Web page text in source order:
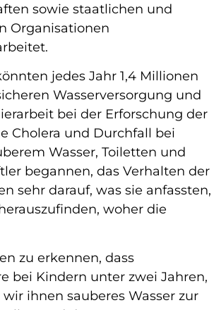
sowie staatlichen und
Organisationen
jedes Jahr 1,4 Millionen
Wasserversorgung und
bei der Erforschung der
Cholera und Durchfall bei
Wasser, Toiletten und
begannen, das Verhalten der
sehr darauf, was sie anfassten,
woher die
zu erkennen, dass
bei Kindern unter zwei Jahren,
ihnen sauberes Wasser zur